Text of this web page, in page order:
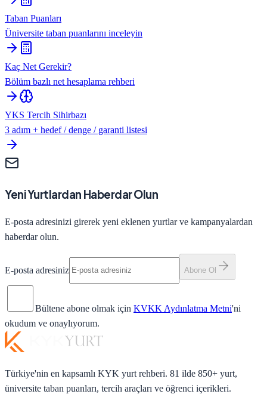
Taban Puanları
Üniversite taban puanlarını inceleyin
Kaç Net Gerekir?
Bölüm bazlı net hesaplama rehberi
YKS Tercih Sihirbazı
3 adım + hedef / denge / garanti listesi
Yeni Yurtlardan Haberdar Olun
E-posta adresinizi girerek yeni eklenen yurtlar ve kampanyalardan
haberdar olun.
E-posta adresiniz Abone Ol
Bültene abone olmak için KVKK Aydınlatma Metni'ni
okudum ve onaylıyorum.
Türkiye'nin en kapsamlı KYK yurt rehberi. 81 ilde 850+ yurt,
üniversite taban puanları, tercih araçları ve öğrenci içerikleri.